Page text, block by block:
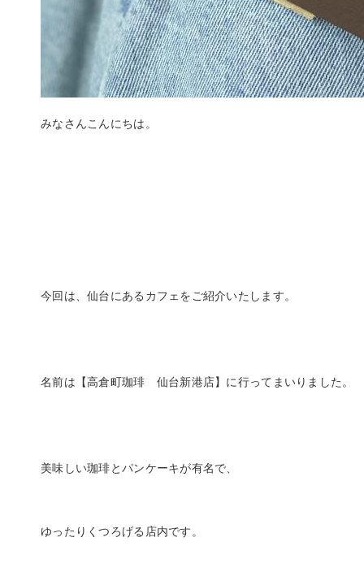
みなさんこんにちは。
今回は、仙台にあるカフェをご紹介いたします。
名前は【高倉町珈琲 仙台新港店】に行ってまいりました。
美味しい珈琲とパンケーキが有名で、
ゆったりくつろげる店内です。